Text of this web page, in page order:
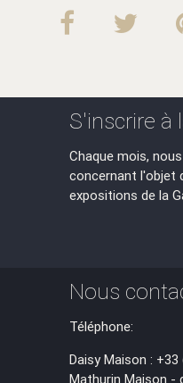
S'inscrire à
Chaque mois,
concernant l'objet
expositions de la
Nous
Téléphone:
Daisy Maison :
Mathurin Maison -